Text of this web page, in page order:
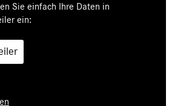
Sie einfach Ihre Daten in
ein: